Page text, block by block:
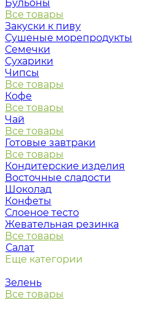
Бульоны
Все товары
Закуски к пиву
Сушеные морепродукты
Семечки
Сухарики
Чипсы
Все товары
Кофе
Все товары
Чай
Все товары
Готовые завтраки
Все товары
Кондитерские изделия
Восточные сладости
Шоколад
Конфеты
Слоеное тесто
Жевательная резинка
Все товары
Салат
Еще категории
Зелень
Все товары